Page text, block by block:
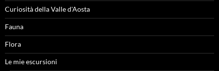
Curiosità della Valle d'Aosta
Fauna
Flora
Le mie escursioni